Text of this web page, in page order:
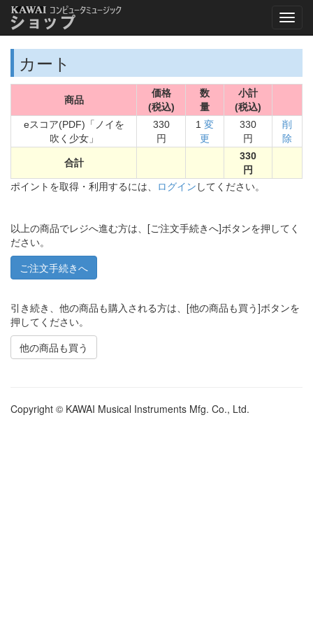
カート
商品
価格
(税込)
数
量
小計
(税込)
eスコア(PDF)「ノイを
吹く少女」
330
円
1 変
更
330
円
削
除
合計
330
円
ポイントを取得・利用するには、 ログイン してください。
以上の商品でレジへ進む方は、[ご注文手続きへ]ボタンを押してく
ださい。
引き続き、他の商品も購入される方は、[他の商品も買う]ボタンを
押してください。
他の商品も買う
Copyright © KAWAI Musical Instruments Mfg. Co., Ltd.